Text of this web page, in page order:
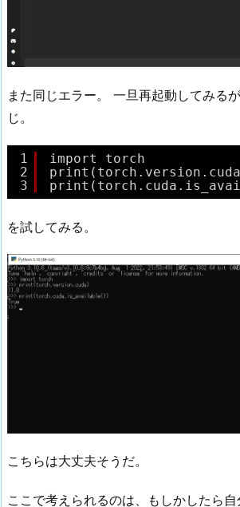
また同じエラー。 一旦再起動してみる
じ。
1
2
3
import torch
print(torch.version.cuda)
を試してみる。
こちらは大丈夫そうだ。
ここで考えられるのは、もしかしたら